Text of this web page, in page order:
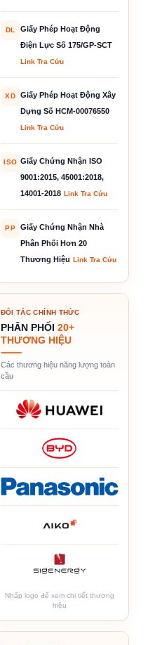
DL
Giấy Phép Hoạt Động
Điện Lực Số 175/GP-SCT
Link Tra Cứu
XD
Giấy Phép Hoạt Động Xây
Dựng Số HCM-00076550
Link Tra Cứu
ISO Giấy Chứng Nhận ISO
9001:2015, 45001:2018,
14001-2018 Link Tra Cứu
PP
Giấy Chứng Nhận Nhà
Phân Phối Hơn 20
Thương Hiệu Link Tra Cứu
ĐỐI TÁC CHÍNH THỨC
PHÂN PHỐI 20+
THƯƠNG HIỆU
Các thương hiệu năng lượng toàn
cầu
Nhấp logo để xem chi tiết thương
hiệu